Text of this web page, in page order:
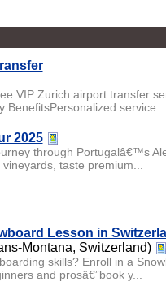
VIP Zurich airport transfer
service ...
2025
through Portugalâ€™s
taste premium...
Lesson in
Montana, Switzerland)
skills? Enroll in a
and prosâ€”book y...